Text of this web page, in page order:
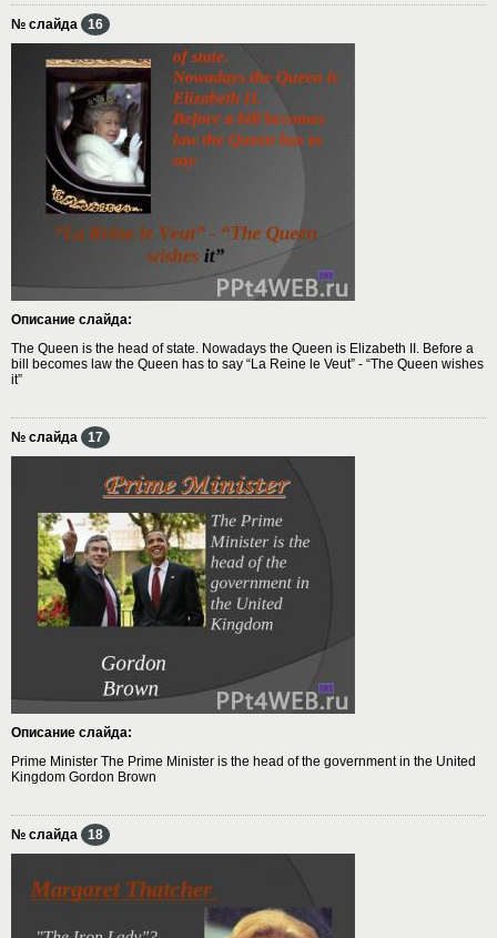
№ слайда 16
Описание слайда:
The Queen is the head of state. Nowadays the Queen is Elizabeth II. Before a
bill becomes law the Queen has to say “La Reine le Veut” - “The Queen wishes
it”
№ слайда 17
Описание слайда:
Prime Minister The Prime Minister is the head of the government in the United
Kingdom Gordon Brown
№ слайда 18